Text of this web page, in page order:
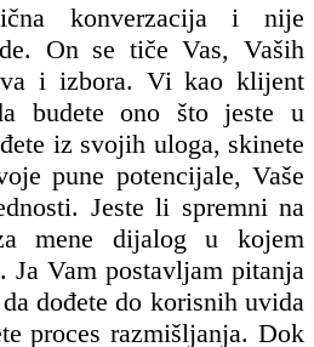
konverzacija i nije
On se tiče Vas, Vaših
i izbora. Vi kao klijent
budete ono što jeste u
iz svojih uloga, skinete
pune potencijale, Vaše
Jeste li spremni na
mene dijalog u kojem
Ja Vam postavljam pitanja
dođete do korisnih uvida
proces razmišljanja. Dok